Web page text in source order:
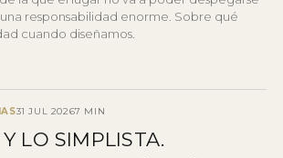
responsabilidad enorme. Sobre qué
cuando diseñamos.
31 JUL 20267 MIN
LO SIMPLISTA.